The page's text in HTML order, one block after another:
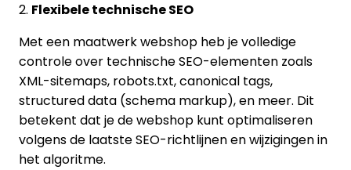
2. Flexibele technische SEO
Met een maatwerk webshop heb je volledige
controle over technische SEO-elementen zoals
XML-sitemaps, robots.txt, canonical tags,
structured data (schema markup), en meer. Dit
betekent dat je de webshop kunt optimaliseren
volgens de laatste SEO-richtlijnen en wijzigingen in
het algoritme.